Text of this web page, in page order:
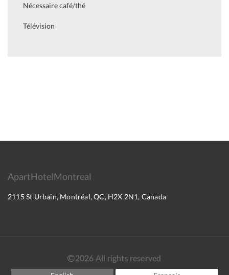
Nécessaire café/thé
Télévision
ApartHotelMontreal
2115 St Urbain, Montréal, QC, H2X 2N1, Canada
2026 All rights reserved